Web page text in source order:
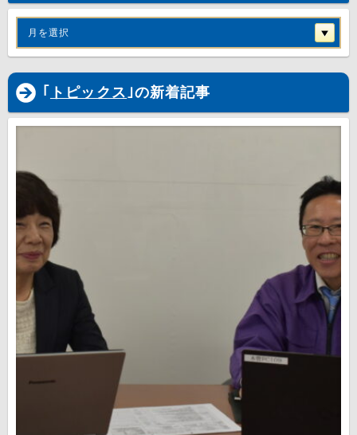
月を選択
｢ トピックス｣の新着記事